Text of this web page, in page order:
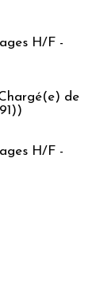
H/F -
de
H/F -